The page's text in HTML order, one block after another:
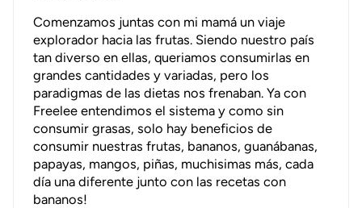
Comenzamos juntas con mi mamá un viaje
explorador hacia las frutas. Siendo nuestro país
tan diverso en ellas, queriamos consumirlas en
grandes cantidades y variadas, pero los
paradigmas de las dietas nos frenaban. Ya con
Freelee entendimos el sistema y como sin
consumir grasas, solo hay beneficios de
consumir nuestras frutas, bananos, guanábanas,
papayas, mangos, piñas, muchisimas más, cada
día una diferente junto con las recetas con
bananos!